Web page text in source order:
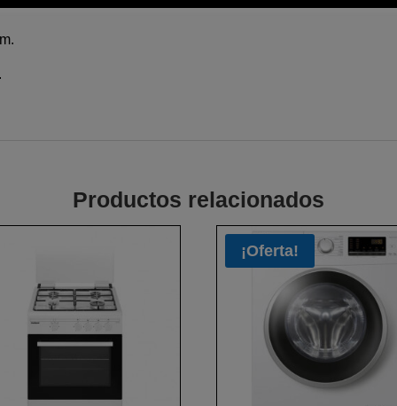
Productos relacionados
¡Oferta!